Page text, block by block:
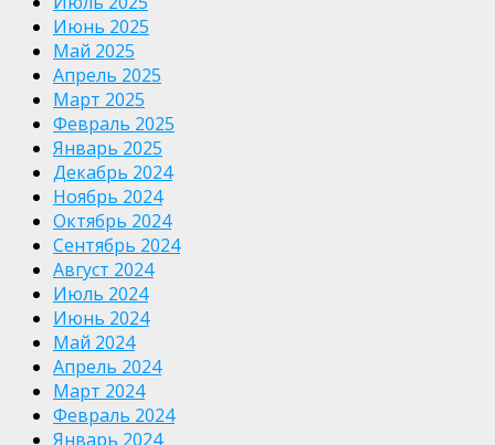
Июнь 2025
Май 2025
Апрель 2025
Март 2025
Февраль 2025
Январь 2025
Декабрь 2024
Ноябрь 2024
Октябрь 2024
Сентябрь 2024
Август 2024
Июль 2024
Июнь 2024
Май 2024
Апрель 2024
Март 2024
Февраль 2024
Январь 2024